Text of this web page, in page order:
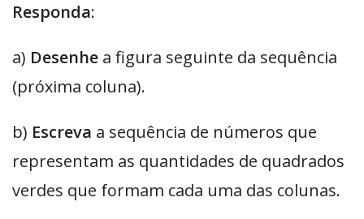
Responda:
a) Desenhe a figura seguinte da sequência
(próxima coluna).
b) Escreva a sequência de números que
representam as quantidades de quadrados
verdes que formam cada uma das colunas.